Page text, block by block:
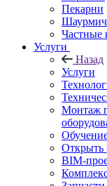
Пекарни
Частные
Услуги
Назад
Услуги
Монтаж
Открыть
BIM-